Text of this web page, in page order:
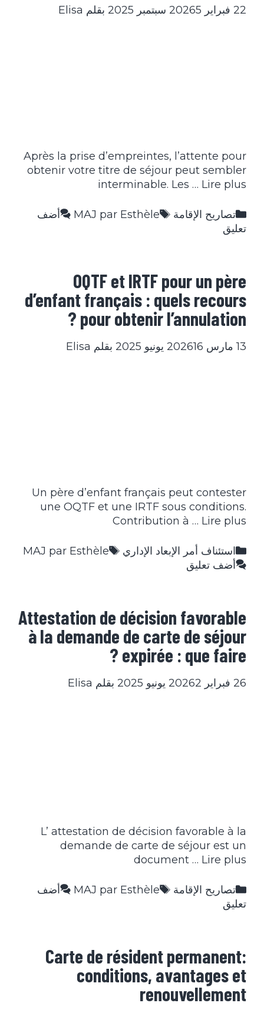
22 فبراير 2026 5 سبتمبر 2025 بقلم Elisa
Après la prise d’empreintes, l’attente pour
obtenir votre titre de séjour peut sembler
interminable. Les … Lire plus
التصنيفات
تصاريح الإقامة الوسوم
MAJ par Esthèle
أضف
تعليق
OQTF et IRTF pour un père
d’enfant français : quels recours
pour obtenir l’annulation ?
13 مارس 2026 16 يونيو 2025 بقلم Elisa
Un père d’enfant français peut contester
une OQTF et une IRTF sous conditions.
Contribution à … Lire plus
التصنيفات
استئناف أمر الإبعاد الإداري الوسوم
MAJ par Esthèle
أضف تعليق
Attestation de décision favorable
à la demande de carte de séjour
expirée : que faire ?
26 فبراير 2026 2 يونيو 2025 بقلم Elisa
L’ attestation de décision favorable à la
demande de carte de séjour est un
document … Lire plus
التصنيفات
تصاريح الإقامة الوسوم
MAJ par Esthèle
أضف
تعليق
Carte de résident permanent:
conditions, avantages et
renouvellement